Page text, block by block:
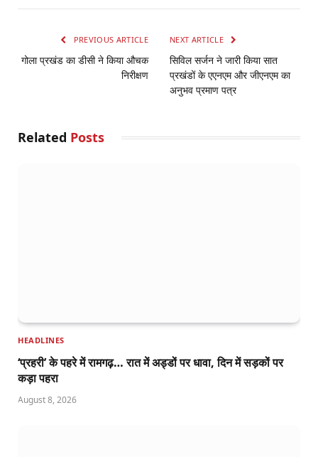
PREVIOUS ARTICLE
गोला प्रखंड का डीसी ने किया औचक
निरीक्षण
NEXT ARTICLE
सिविल सर्जन ने जारी किया सात
प्रखंडों के एएनएम और जीएनएम का
अनुभव प्रमाण पत्र
Related Posts
HEADLINES
‘प्रहरी’ के पहरे में रामगढ़… रात में अड्डों पर धावा, दिन में सड़कों पर
कड़ा पहरा
August 8, 2026